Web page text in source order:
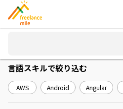
言語スキルで絞り込む
AWS Android Angular